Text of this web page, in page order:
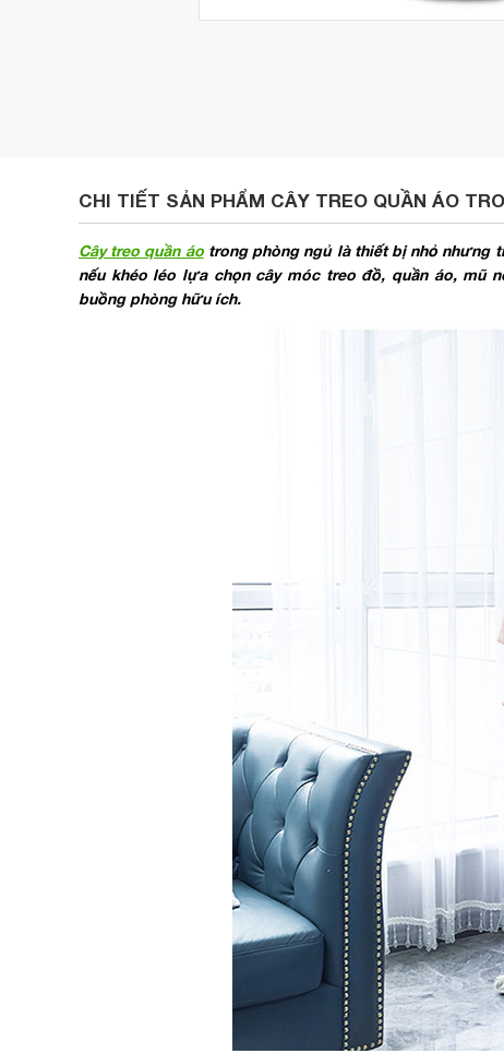
CHI TIẾT SẢN PHẨM CÂY TREO QUẦN ÁO
Cây treo quần áotrong phòng ngủ là thiết bị nhỏ nhưng
nếu khéo léo lựa chọn cây móc treo đồ, quần áo, mũ
buồng phòng hữu ích.